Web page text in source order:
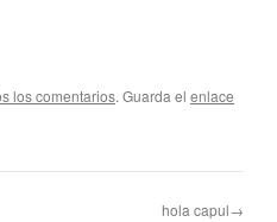
los comentarios. Guarda el enlace
hola capul→